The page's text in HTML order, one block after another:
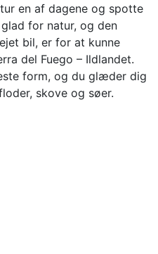
en af dagene og spotte
for natur, og den
bil, er for at kunne
del Fuego – Ildlandet.
form, og du glæder dig
skove og søer.